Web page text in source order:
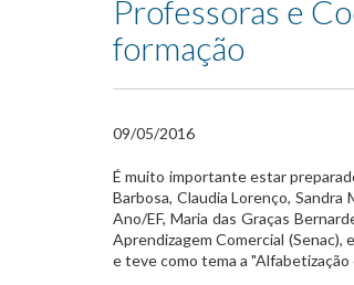
Professoras e
formação
09/05/2016
​É muito importante estar
Barbosa, Claudia Lorenço, Sandra
Ano/EF, Maria das Graças
Aprendizagem Comercial (Senac),
e teve como tema a